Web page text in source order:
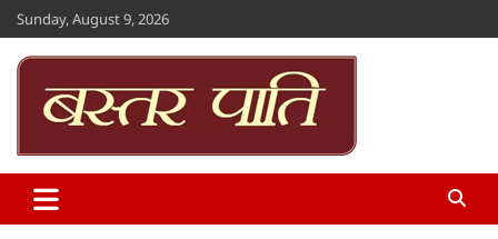
Skip
to
content
Sunday, August 9, 2026
Bastar Paati